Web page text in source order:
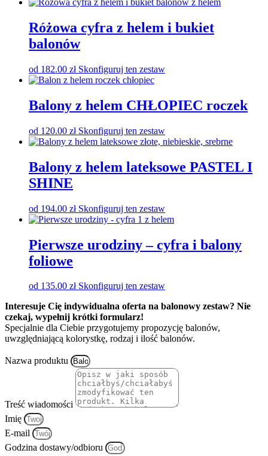
Różowa cyfra z helem i bukiet
balonów
od 182.00 zł Skonfiguruj ten zestaw
Balony z helem CHŁOPIEC roczek
od 120.00 zł Skonfiguruj ten zestaw
Balony z helem lateksowe PASTEL I
SHINE
od 194.00 zł Skonfiguruj ten zestaw
Pierwsze urodziny – cyfra i balony
foliowe
od 135.00 zł Skonfiguruj ten zestaw
Interesuje Cię indywidualna oferta na balonowy zestaw? Nie
czekaj, wypełnij krótki formularz!
Specjalnie dla Ciebie przygotujemy propozycję balonów,
uwzględniającą kolorystkę, rodzaj i ilość balonów.
Nazwa produktu
Treść wiadomości
Imię
E-mail
Godzina dostawy/odbioru